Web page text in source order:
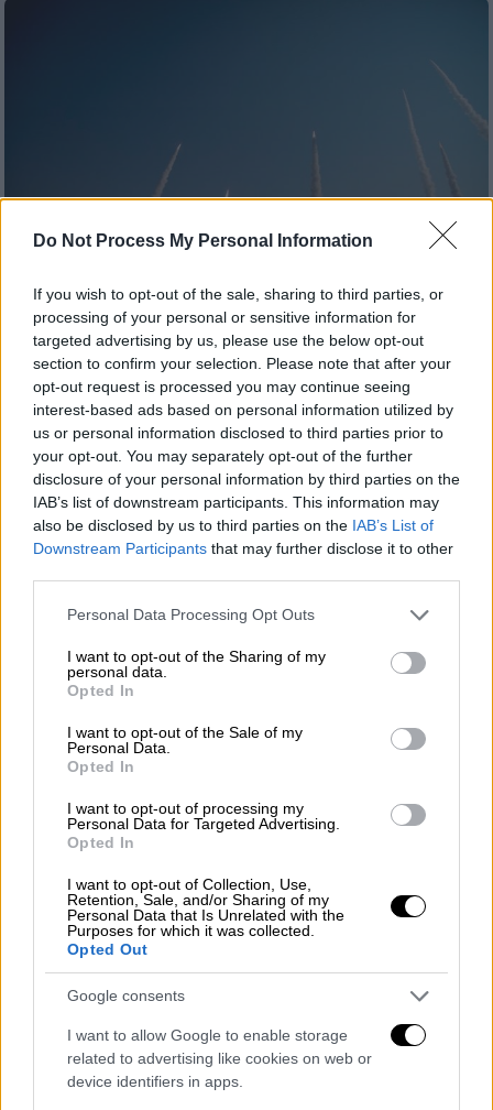
Do Not Process My Personal Information
If you wish to opt-out of the sale, sharing to third parties, or
processing of your personal or sensitive information for
targeted advertising by us, please use the below opt-out
section to confirm your selection. Please note that after your
opt-out request is processed you may continue seeing
interest-based ads based on personal information utilized by
us or personal information disclosed to third parties prior to
your opt-out. You may separately opt-out of the further
disclosure of your personal information by third parties on the
IAB’s list of downstream participants. This information may
also be disclosed by us to third parties on the IAB’s List of
Downstream Participants that may further disclose it to other
Please note that this website/app uses one or more Google
not limited to your visit or usage behaviour. You may click to
grant or deny consent to Google and its third-party tags to
use your data for below specified purposes in below Google
consent section.
Personal Data Processing Opt Outs
I want to opt-out of the Sharing of my
personal data.
Opted In
I want to opt-out of the Sale of my
Personal Data.
Opted In
I want to opt-out of processing my
Personal Data for Targeted Advertising.
Opted In
I want to opt-out of Collection, Use,
Retention, Sale, and/or Sharing of my
Personal Data that Is Unrelated with the
Purposes for which it was collected.
Opted Out
Google consents
I want to allow Google to enable storage
related to advertising like cookies on web or
device identifiers in apps.
Κόσμος|15.04.2024 18:02
Πολεμικό Συμβούλιο Ισραήλ: Επώδυνη
απάντηση στο Ιράν, αλλά όχι σε
περιφερειακή σύγκρουση - Ίσως και
σήμερα τα αντίποινα
Τι αποφάσισε το πολεμικό συμβούλιο του
Ισραήλ
Κόσμος|19.10.2023 22:48
Κατέρρευσε ελληνορθόδοξη εκκλησία
στη Γάζα μετά από ισραηλινή
αεροπορική επιδρομή: Αναφορές για
νεκρούς και τραυματίες
Τι μεταδίδει το Al Jazeera